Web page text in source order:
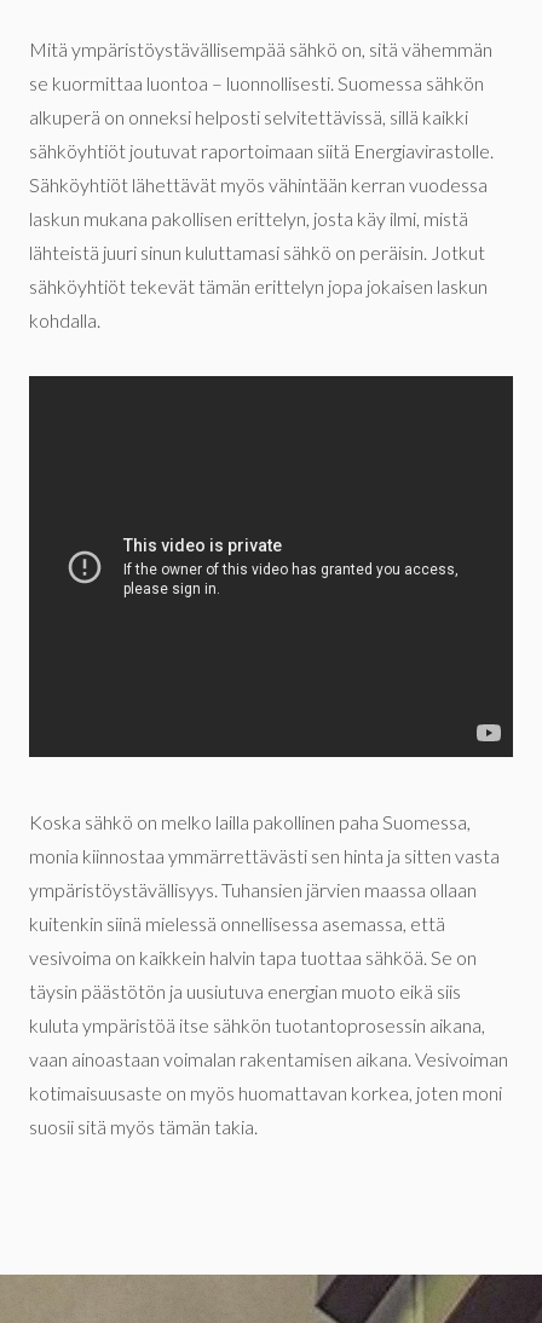
Mitä ympäristöystävällisempää sähkö on, sitä vähemmän
se kuormittaa luontoa – luonnollisesti. Suomessa sähkön
alkuperä on onneksi helposti selvitettävissä, sillä kaikki
sähköyhtiöt joutuvat raportoimaan siitä Energiavirastolle.
Sähköyhtiöt lähettävät myös vähintään kerran vuodessa
laskun mukana pakollisen erittelyn, josta käy ilmi, mistä
lähteistä juuri sinun kuluttamasi sähkö on peräisin. Jotkut
sähköyhtiöt tekevät tämän erittelyn jopa jokaisen laskun
kohdalla.
Koska sähkö on melko lailla pakollinen paha Suomessa,
monia kiinnostaa ymmärrettävästi sen hinta ja sitten vasta
ympäristöystävällisyys. Tuhansien järvien maassa ollaan
kuitenkin siinä mielessä onnellisessa asemassa, että
vesivoima on kaikkein halvin tapa tuottaa sähköä. Se on
täysin päästötön ja uusiutuva energian muoto eikä siis
kuluta ympäristöä itse sähkön tuotantoprosessin aikana,
vaan ainoastaan voimalan rakentamisen aikana. Vesivoiman
kotimaisuusaste on myös huomattavan korkea, joten moni
suosii sitä myös tämän takia.